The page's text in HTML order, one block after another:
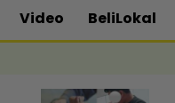
Video BeliLokal